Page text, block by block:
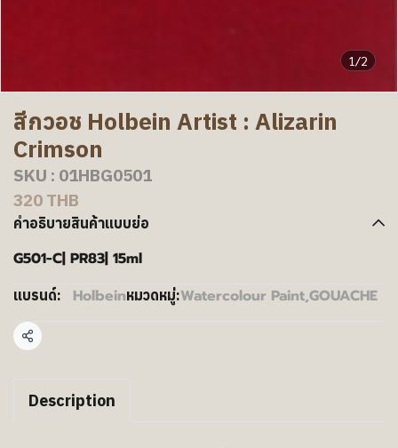
1/2
สีกวอช Holbein Artist : Alizarin
Crimson
SKU : 01HBG0501
320 THB
คำอธิบายสินค้าแบบย่อ
G501-C| PR83| 15ml
แบรนด์: Holbeinหมวดหมู่:Watercolour Paint,GOUACHE
แชร์
Description